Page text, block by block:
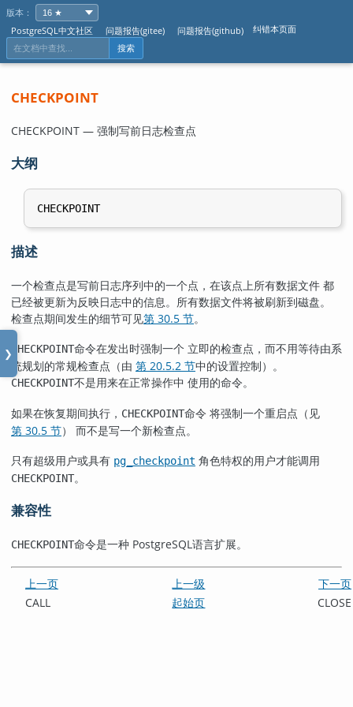
版本：
PostgreSQL中文社区
问题报告(gitee) 问题报告(github) 纠错本页面
搜索
❯
CHECKPOINT
CHECKPOINT — 强制写前日志检查点
大纲
描述
一个检查点是写前日志序列中的一个点，在该点上所有数据文件 都
已经被更新为反映日志中的信息。所有数据文件将被刷新到磁盘。
检查点期间发生的细节可见第 30.5 节。
CHECKPOINT命令在发出时强制一个 立即的检查点，而不用等待由系
统规划的常规检查点（由 第 20.5.2 节中的设置控制）。
CHECKPOINT不是用来在正常操作中 使用的命令。
如果在恢复期间执行， CHECKPOINT命令 将强制一个重启点（见
第 30.5 节） 而不是写一个新检查点。
只有超级用户或具有 pg_checkpoint 角色特权的用户才能调用
CHECKPOINT。
兼容性
CHECKPOINT命令是一种 PostgreSQL语言扩展。
上一页 上一级
下一页
CALL
起始页 CLOSE